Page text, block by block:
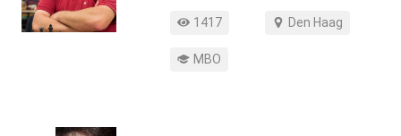
Profiel weergaven
1417
Werkgebied Den Haag
Opleiding MBO